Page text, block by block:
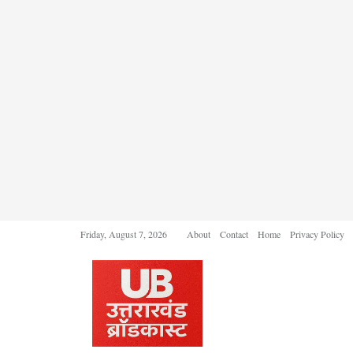
Friday, August 7, 2026 About Contact Home Privacy Policy